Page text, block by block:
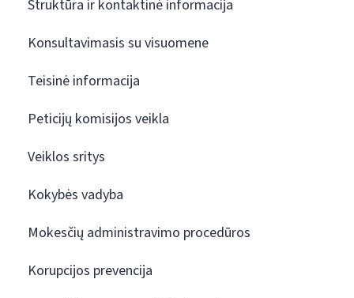
Struktūra ir kontaktinė informacija
Konsultavimasis su visuomene
Teisinė informacija
Peticijų komisijos veikla
Veiklos sritys
Kokybės vadyba
Mokesčių administravimo procedūros
Korupcijos prevencija